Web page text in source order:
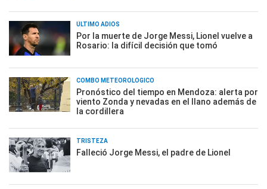
ÚLTIMO ADIÓS
Por la muerte de Jorge Messi, Lionel vuelve a
Rosario: la difícil decisión que tomó
COMBO METEOROLÓGICO
Pronóstico del tiempo en Mendoza: alerta por
viento Zonda y nevadas en el llano además de
la cordillera
TRISTEZA
Falleció Jorge Messi, el padre de Lionel